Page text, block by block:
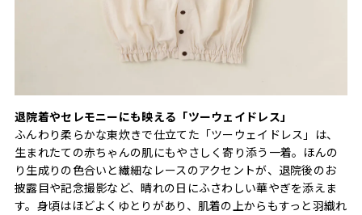
退院着やセレモニーにも映える「ツーウェイドレス」
ふんわり柔らかな東炊きで仕立てた「ツーウェイドレス」は、
生まれたての赤ちゃんの肌にもやさしく寄り添う一着。ほんの
り生成りの色合いと繊細なレースのアクセントが、退院後のお
披露目や記念撮影など、晴れの日にふさわしい華やぎを添えま
す。身頃はほどよくゆとりがあり、肌着の上からもすっと羽織れ